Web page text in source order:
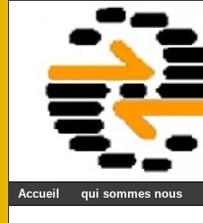
Accueil qui sommes nous